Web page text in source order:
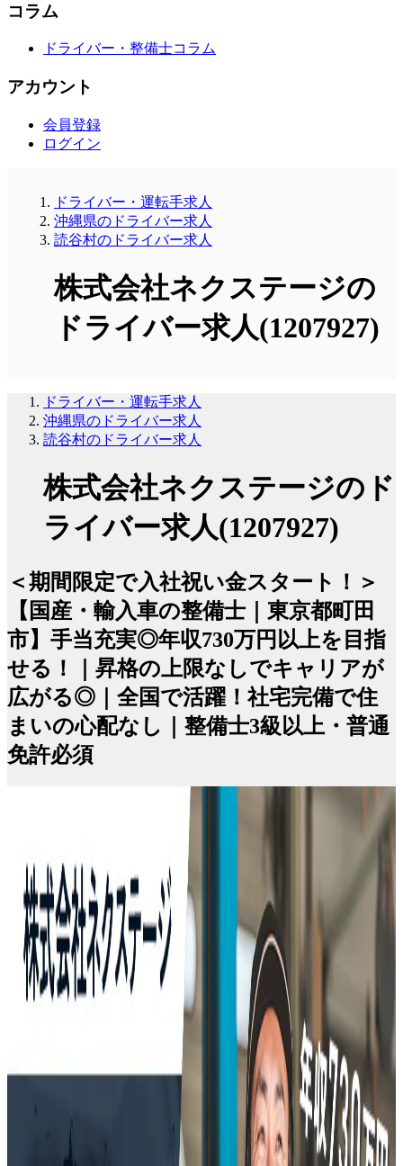
コラム
ドライバー・整備士コラム
アカウント
会員登録
ログイン
ドライバー・運転手求人
沖縄県のドライバー求人
読谷村のドライバー求人
株式会社ネクステージの
ドライバー求人(1207927)
ドライバー・運転手求人
沖縄県のドライバー求人
読谷村のドライバー求人
株式会社ネクステージのド
ライバー求人(1207927)
＜期間限定で入社祝い金スタート！＞
【国産・輸入車の整備士｜東京都町田
市】手当充実◎年収730万円以上を目指
せる！｜昇格の上限なしでキャリアが
広がる◎｜全国で活躍！社宅完備で住
まいの心配なし｜整備士3級以上・普通
免許必須